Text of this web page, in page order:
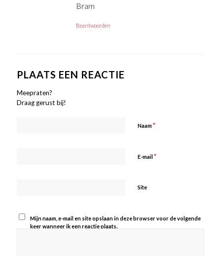
Bram
Beantwoorden
PLAATS EEN REACTIE
Meepraten?
Draag gerust bij!
Naam*
E-mail *
Site
Mijn naam, e-mail en site opslaan in deze browser voor de volgende
keer wanneer ik een reactie plaats.